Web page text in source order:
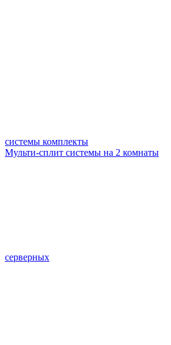
системы комплекты
Мульти-сплит системы на 2 комнаты
серверных